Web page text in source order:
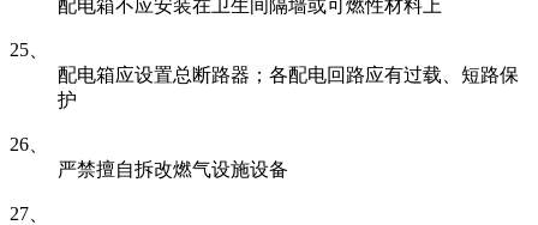
配电箱不应安装在卫生间隔墙或可燃性材料上
25、
配电箱应设置总断路器；各配电回路应有过载、短路保
护
26、
严禁擅自拆改燃气设施设备
27、